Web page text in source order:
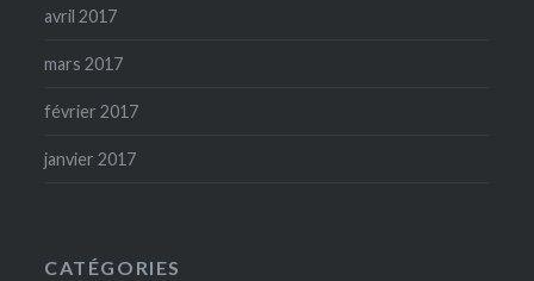
avril 2017
mars 2017
février 2017
janvier 2017
CATÉGORIES